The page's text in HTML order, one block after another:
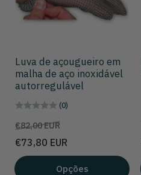
Luva de açougueiro em
malha de aço inoxidável
autorregulável
(0)
Preço
€82,00 EUR
de
venda
€73,80 EUR
Opções